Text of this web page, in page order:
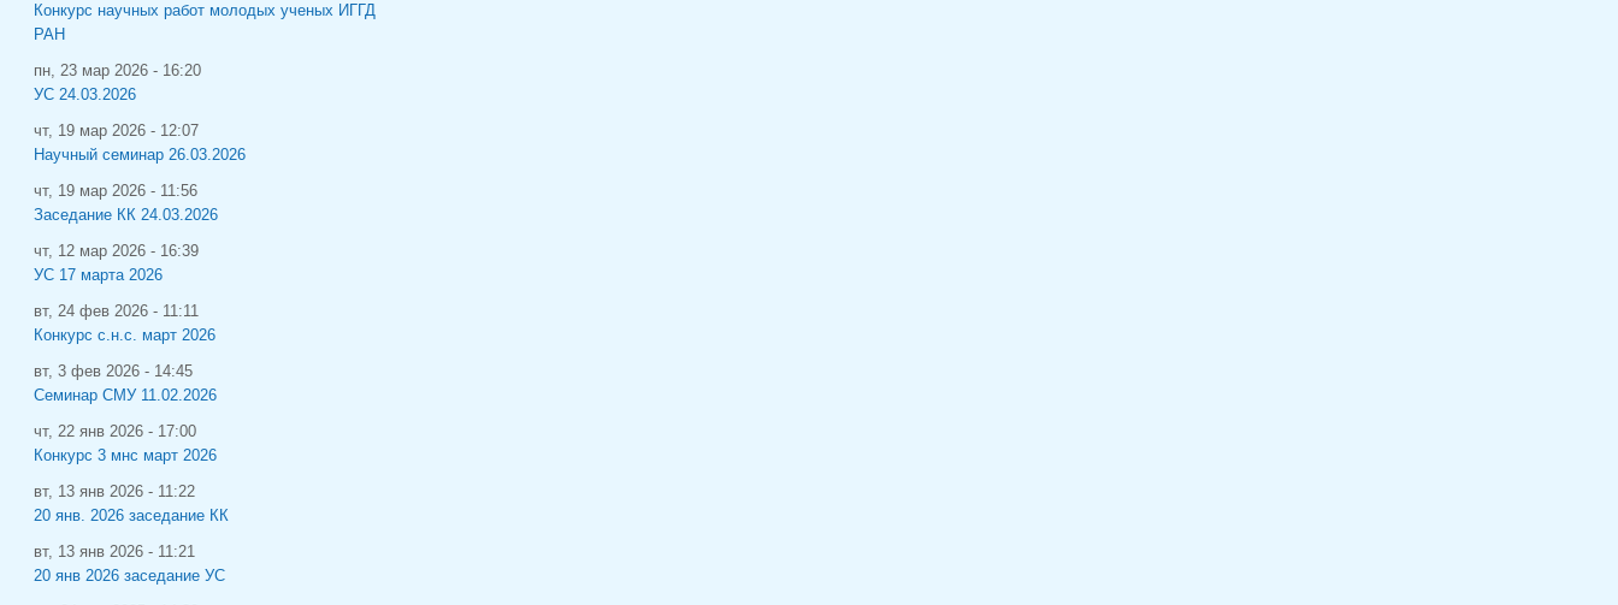
Конкурс научных работ молодых ученых ИГГД
РАН
пн, 23 мар 2026 - 16:20
УС 24.03.2026
чт, 19 мар 2026 - 12:07
Научный семинар 26.03.2026
чт, 19 мар 2026 - 11:56
Заседание КК 24.03.2026
чт, 12 мар 2026 - 16:39
УС 17 марта 2026
вт, 24 фев 2026 - 11:11
Конкурс с.н.с. март 2026
вт, 3 фев 2026 - 14:45
Семинар СМУ 11.02.2026
чт, 22 янв 2026 - 17:00
Конкурс 3 мнс март 2026
вт, 13 янв 2026 - 11:22
20 янв. 2026 заседание КК
вт, 13 янв 2026 - 11:21
20 янв 2026 заседание УС